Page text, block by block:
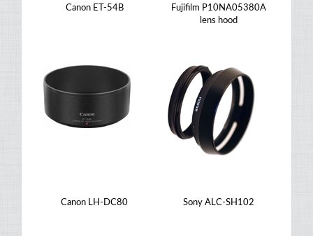
Canon ET-54B
Fujifilm P10NA05380A
lens hood
Canon LH-DC80 Sony ALC-SH102